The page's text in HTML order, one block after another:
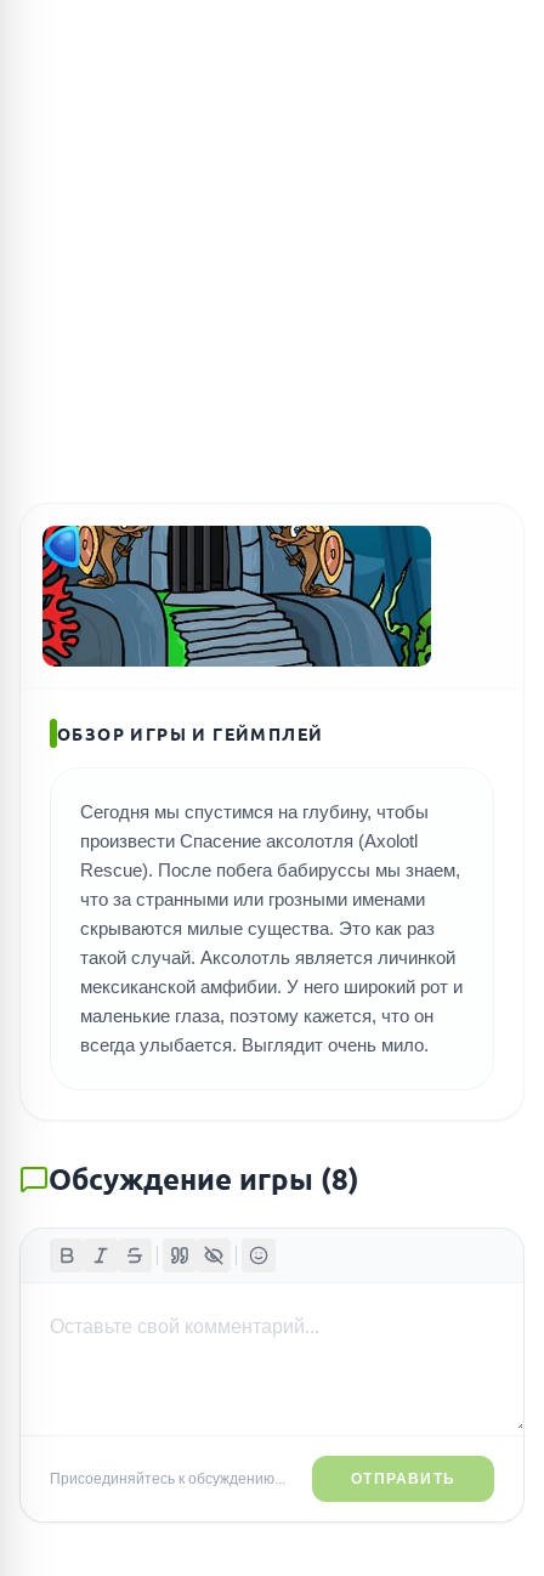
ПОИСК ИГР
ОБЗОР ИГРЫ И ГЕЙМПЛЕЙ
Сегодня мы спустимся на глубину, чтобы
произвести Спасение аксолотля (Axolotl
Rescue). После побега бабируссы мы знаем,
что за странными или грозными именами
скрываются милые существа. Это как раз
такой случай. Аксолотль является личинкой
мексиканской амфибии. У него широкий рот и
маленькие глаза, поэтому кажется, что он
всегда улыбается. Выглядит очень мило.
Обсуждение игры (8)
Присоединяйтесь к обсуждению... ОТПРАВИТЬ